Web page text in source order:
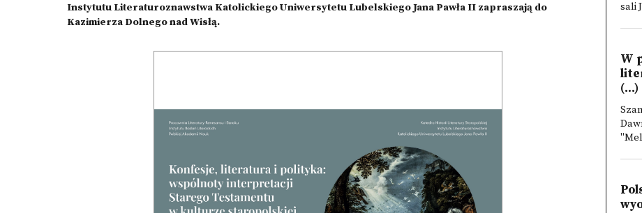
Instytutu Literaturoznawstwa Katolickiego Uniwersytetu Lubelskiego Jana Pawła II zapraszają do
Kazimierza Dolnego nad Wisłą.
sali
W
(...)